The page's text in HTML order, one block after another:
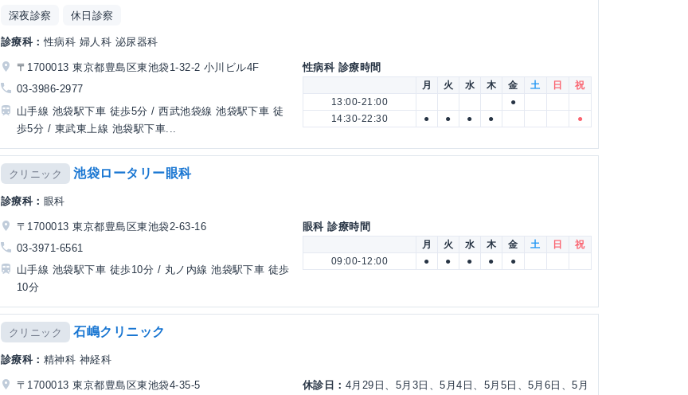
深夜診察 休日診察
診療科：性病科 婦人科 泌尿器科
〒1700013 東京都豊島区東池袋1-32-2 小川ビル4F
03-3986-2977
山手線 池袋駅下車 徒歩5分 / 西武池袋線 池袋駅下車 徒
歩5分 / 東武東上線 池袋駅下車...
性病科 診療時間
月 火 水 木 金 土 日
祝
13:00-21:00
●
14:30-22:30
● ● ● ● ●
クリニック 池袋ロータリー眼科
診療科： 眼科
〒1700013 東京都豊島区東池袋2-63-16
03-3971-6561
山手線 池袋駅下車 徒歩10分 / 丸ノ内線 池袋駅下車 徒歩
10分
眼科 診療時間
月 火 水 木 金 土 日
祝
09:00-12:00
● ● ● ● ●
クリニック 石嶋クリニック
診療科： 精神科 神経科
〒1700013 東京都豊島区東池袋4-35-5
休診日： 4月29日、5月3日、5月4日、5月5日、5月6日、5月